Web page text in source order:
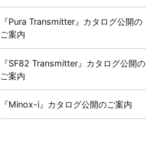
『Pura Transmitter』カタログ公開の
ご案内
『SF82 Transmitter』カタログ公開の
ご案内
『Minox-i』カタログ公開のご案内